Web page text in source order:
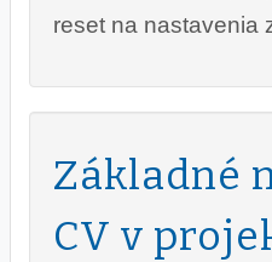
reset na nastavenia
Základné
CV v